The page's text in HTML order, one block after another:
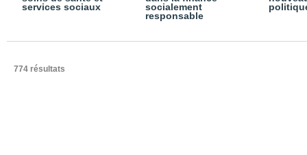
services sociaux
socialement
responsable
774 résultats